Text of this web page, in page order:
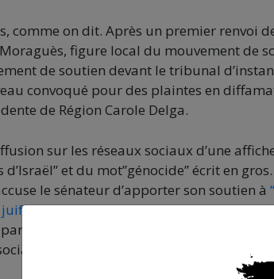
comme on dit. Après un premier renvoi
figure local du mouvement de
de soutien devant le tribunal
convoqué pour des plaintes en
de Région Carole Delga.
sur les réseaux sociaux d’une
et du mot”génocide” écrit en
le sénateur d’apporter son soutien à
(une revendication alignée sur des
un certain Donald Trump en 2017.)
sur la situation à Gaza.